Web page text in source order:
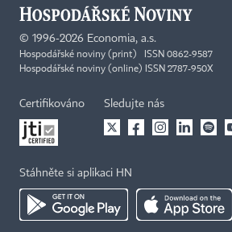
© 1996-2026 Economia, a.s.
Hospodářské noviny (print) ISSN 0862-9587
Hospodářské noviny (online) ISSN 2787-950X
Certifikováno Sledujte nás
Stáhněte si aplikaci HN